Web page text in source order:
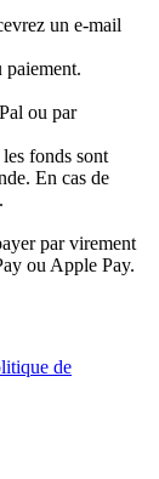
un e-mail
paiement.
ou par
fonds sont
En cas de
par virement
ou Apple Pay.
de